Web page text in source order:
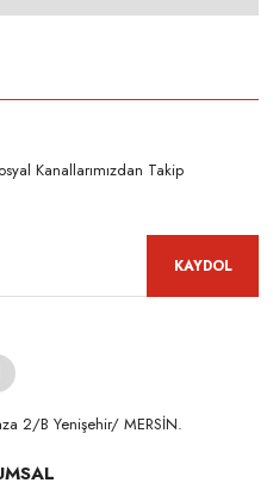
Kanallarımızdan Takip
KAYDOL
ㅤㅤㅤㅤㅤㅤㅤㅤㅤㅤㅤㅤㅤㅤㅤㅤㅤㅤㅤ ㅤㅤㅤㅤㅤㅤㅤㅤㅤㅤ